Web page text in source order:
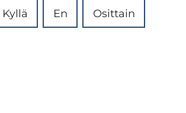
Kyllä En Osittain